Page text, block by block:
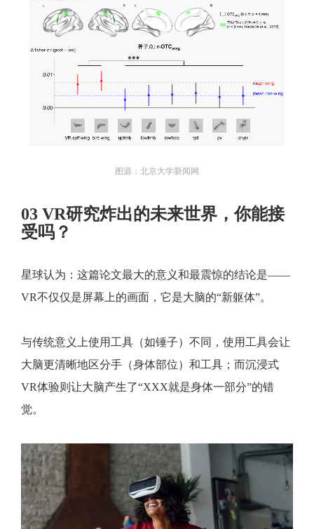
图源：北京大学新闻网
03 VR研究炸出的未来世界，你能接
受吗？
星球认为：这篇论文最大的意义和最震惊的结论是——
VR不仅仅是屏幕上的画面，它是大脑的“新躯体”。
与传统意义上使用工具（如锤子）不同，使用工具会让
大脑更清晰地区分手（身体部位）和工具；而沉浸式
VR体验则让大脑产生了“XXX就是身体一部分”的错
觉。